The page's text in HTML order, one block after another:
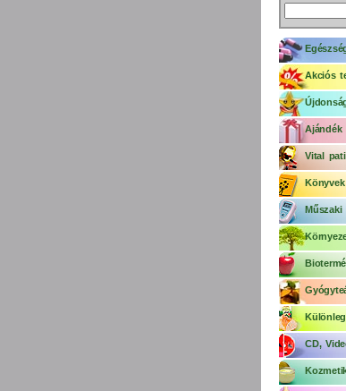
Akciós
Ajándék
Vital
Könyvek
Műszaki
CD,